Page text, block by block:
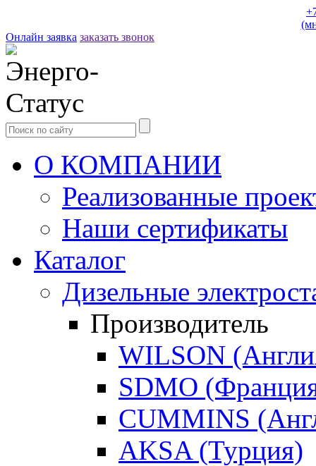
Онлайн заявка заказать звонок
О КОМПАНИИ
Реализованные
Наши сертификаты
Каталог
Дизельные
Производитель
WILSON
SDMO
CUMMINS
AKSA (Турция)